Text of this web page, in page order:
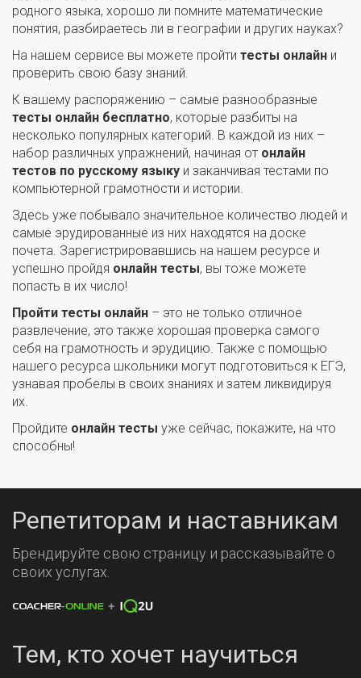
родного языка, хорошо ли помните математические
понятия, разбираетесь ли в географии и других науках?
На нашем сервисе вы можете пройти тесты онлайн и
проверить свою базу знаний.
К вашему распоряжению – самые разнообразные
тесты онлайн бесплатно, которые разбиты на
несколько популярных категорий. В каждой из них –
набор различных упражнений, начиная от онлайн
тестов по русскому языку и заканчивая тестами по
компьютерной грамотности и истории.
Здесь уже побывало значительное количество людей и
самые эрудированные из них находятся на доске
почета. Зарегистрировавшись на нашем ресурсе и
успешно пройдя онлайн тесты, вы тоже можете
попасть в их число!
Пройти тесты онлайн – это не только отличное
развлечение, это также хорошая проверка самого
себя на грамотность и эрудицию. Также с помощью
нашего ресурса школьники могут подготовиться к ЕГЭ,
узнавая пробелы в своих знаниях и затем ликвидируя
их.
Пройдите онлайн тесты уже сейчас, покажите, на что
способны!
Репетиторам и наставникам
Брендируйте свою страницу и рассказывайте о
своих услугах.
Тем, кто хочет научиться